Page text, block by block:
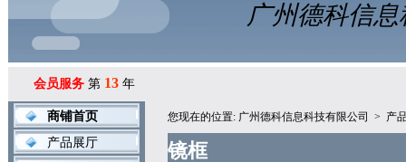
广州德科信
会员服务 第 13 年
商铺首页
产品展厅
您现在的位置: 广州德科信息科技有限公司 > 产
镜框